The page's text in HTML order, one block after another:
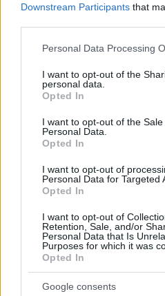
Downstream Participants that
Please note that this website/
not limited to your visit or usage
grant or deny consent to
use your data for below
consent section.
Personal Data Processing
I want to opt-out of the
personal data.
Opted In
I want to opt-out of the
Personal Data.
Opted In
I want to opt-out of
Personal Data for Targeted
Opted In
I want to opt-out of
Retention, Sale, and/or
Personal Data that Is
Purposes for which it was
Opted In
Google consents
05.08.2026, 06:21